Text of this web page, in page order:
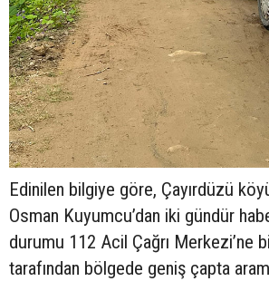
Edinilen bilgiye göre, Çayırdüzü
Osman Kuyumcu’dan iki gündür
durumu 112 Acil Çağrı Merkezi’ne
tarafından bölgede geniş çapta